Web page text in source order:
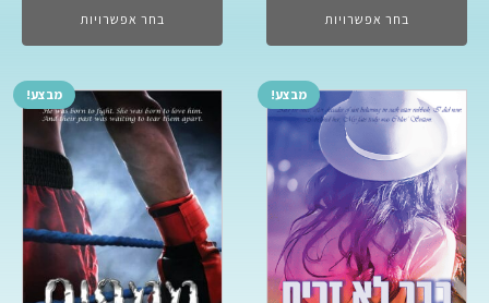
בחר אפשרויות בחר אפשרויות
מבצע! מבצע!